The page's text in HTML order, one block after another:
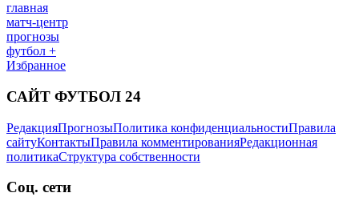
главная
матч-центр
прогнозы
футбол +
Избранное
САЙТ ФУТБОЛ 24
РедакцияПрогнозыПолитика конфиденциальностиПравила
сайтуКонтактыПравила комментированияРедакционная
политикаСтруктура собственности
Соц. сети